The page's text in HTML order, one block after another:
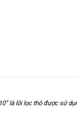
là lõi lọc thô được sử